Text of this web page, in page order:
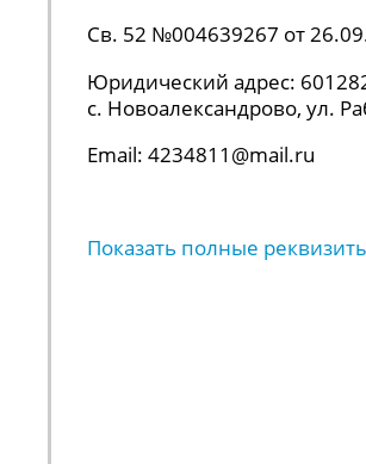
Св. 52 №004639267 от
Юридический адрес:
с. Новоалександрово, ул.
Email: 4234811@mail.ru
Показать полные